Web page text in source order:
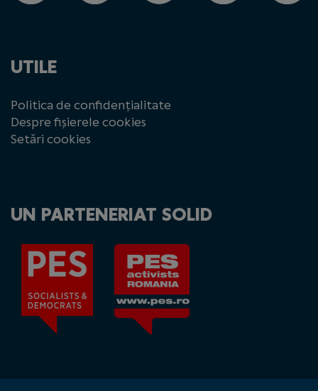
UTILE
Politica de confidențialitate
Despre fișierele cookies
Setări cookies
UN PARTENERIAT SOLID